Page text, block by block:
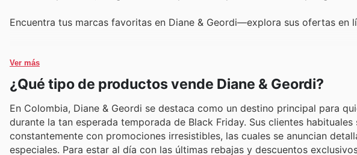
Encuentra tus marcas favoritas en Diane & Geordi—explora sus ofertas en
Ver más
¿Qué tipo de productos vende Diane & Geordi?
En Colombia, Diane & Geordi se destaca como un destino principal para
durante la tan esperada temporada de Black Friday. Sus clientes
constantemente con promociones irresistibles, las cuales se anuncian
especiales. Para estar al día con las últimas rebajas y descuentos